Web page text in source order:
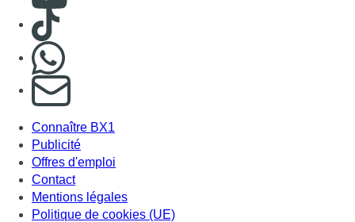
Consulter TikTok
S'abonner à notre newsletter
Connaître BX1
Publicité
Offres d'emploi
Contact
Mentions légales
Politique de cookies (UE)